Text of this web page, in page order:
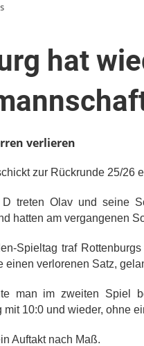
hat
verlieren
zur Rückrunde 25/26
D treten Olav und seine
hatten am vergangenen
Spieltag traf
einen verlorenen Satz,
man im zweiten Spiel
mit 10:0 und wieder, ohne
Auftakt nach Maß.